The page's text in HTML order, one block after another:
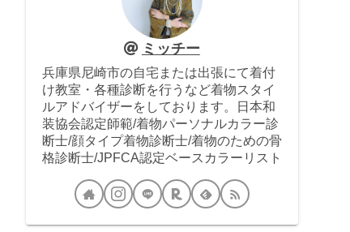
ミッチー
兵庫県尼崎市の自宅または出張にて着付
け教室・各種診断を行うなど着物スタイ
ルアドバイザーをしております。日本和
装協会認定師範/着物パーソナルカラー診
断士/顔タイプ着物診断士/着物のための骨
格診断士/JPFCA認定ベースカラーリスト